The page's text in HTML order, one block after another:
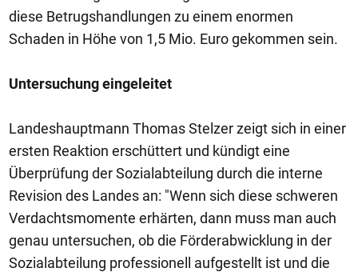
diese Betrugshandlungen zu einem enormen
Schaden in Höhe von 1,5 Mio. Euro gekommen sein.
Untersuchung eingeleitet
Landeshauptmann Thomas Stelzer zeigt sich in einer
ersten Reaktion erschüttert und kündigt eine
Überprüfung der Sozialabteilung durch die interne
Revision des Landes an: "Wenn sich diese schweren
Verdachtsmomente erhärten, dann muss man auch
genau untersuchen, ob die Förderabwicklung in der
Sozialabteilung professionell aufgestellt ist und die